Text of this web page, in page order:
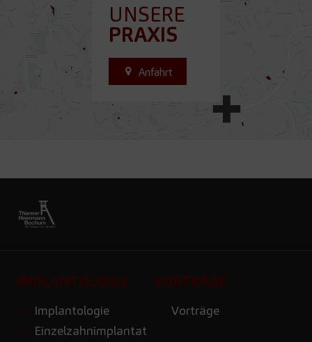
UNSERE
PRAXIS
Anfahrt
IMPLANTOLOGIE
Implantologie
Einzelzahnimplantat
VORTRÄGE
Vorträge